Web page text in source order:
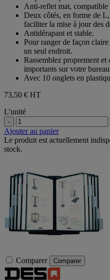
Anti-reflet mat, compatible
Deux côtés, en forme de
faciliter la mise à jour des
Antidérapant et stable.
Pour ranger de façon
un seul endroit.
Rassemblez proprement
importants sur votre
Avec 10 onglets en
73,50 € HT
L'unité
-
Ajouter au panier
Le produit est actuellement
stock.
Comparer Comparer